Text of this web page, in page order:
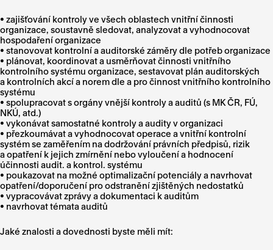
• zajišťování kontroly ve všech oblastech vnitřní činnosti
organizace, soustavně sledovat, analyzovat a vyhodnocovat
hospodaření organizace
• stanovovat kontrolní a auditorské záměry dle potřeb organizace
• plánovat, koordinovat a usměrňovat činnosti vnitřního
kontrolního systému organizace, sestavovat plán auditorských
a kontrolních akcí a norem dle a pro činnost vnitřního kontrolního
systému
• spolupracovat s orgány vnější kontroly a auditů (s MK ČR, FÚ,
NKÚ, atd.)
• vykonávat samostatné kontroly a audity v organizaci
• přezkoumávat a vyhodnocovat operace a vnitřní kontrolní
systém se zaměřením na dodržování právních předpisů, rizik
a opatření k jejich zmírnění nebo vyloučení a hodnocení
účinnosti audit. a kontrol. systému
• poukazovat na možné optimalizační potenciály a navrhovat
opatření/doporučení pro odstranění zjištěných nedostatků
• vypracovávat zprávy a dokumentaci k auditům
• navrhovat témata auditů
Jaké znalosti a dovednosti byste měli mít: